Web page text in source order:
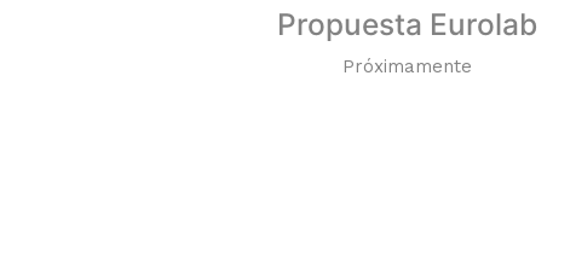
Propuesta Eurolab
Próximamente